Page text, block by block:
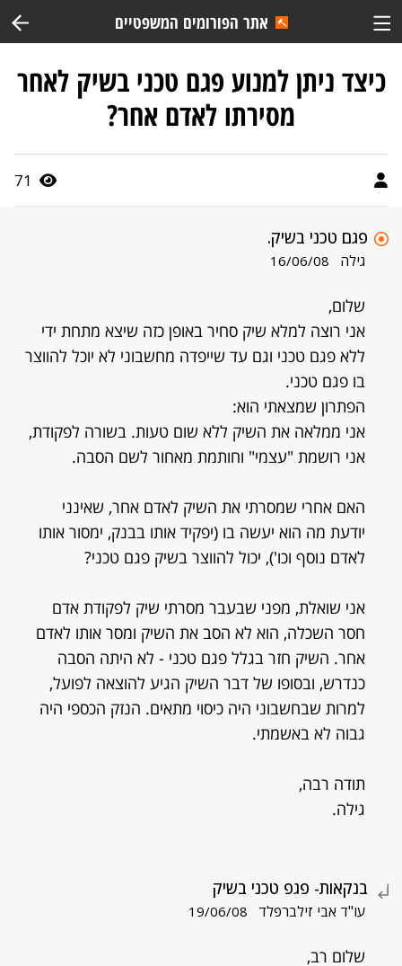
אתר הפורומים המשפטיים
כיצד ניתן למנוע פגם טכני בשיק לאחר
מסירתו לאדם אחר?
71
פגם טכני בשיק.
גילה 16/06/08
שלום,
אני רוצה למלא שיק סחיר באופן כזה שיצא מתחת ידי
ללא פגם טכני וגם עד שייפדה מחשבוני לא יוכל להווצר
בו פגם טכני.
הפתרון שמצאתי הוא:
אני ממלאה את השיק ללא שום טעות. בשורה לפקודת,
אני רושמת "עצמי" וחותמת מאחור לשם הסבה.
האם אחרי שמסרתי את השיק לאדם אחר, שאינני
יודעת מה הוא יעשה בו (יפקיד אותו בבנק, ימסור אותו
לאדם נוסף וכו'), יכול להווצר בשיק פגם טכני?
אני שואלת, מפני שבעבר מסרתי שיק לפקודת אדם
חסר השכלה, הוא לא הסב את השיק ומסר אותו לאדם
אחר. השיק חזר בגלל פגם טכני - לא היתה הסבה
כנדרש, ובסופו של דבר השיק הגיע להוצאה לפועל,
למרות שבחשבוני היה כיסוי מתאים. הנזק הכספי היה
גבוה לא באשמתי.
תודה רבה,
גילה.
בנקאות- פגפ טכני בשיק
עו"ד אבי זילברפלד 19/06/08
שלום רב,